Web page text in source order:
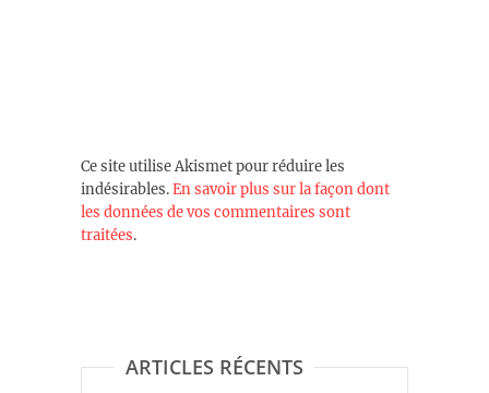
Ce site utilise Akismet pour réduire les
indésirables.En savoir plus sur la façon dont
les données de vos commentaires sont
traitées.
ARTICLES RÉCENTS